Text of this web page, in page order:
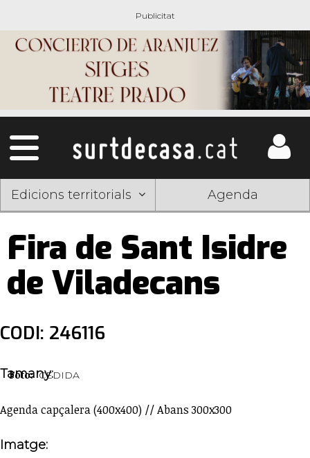
Edicions territorials Agenda
Fira de Sant Isidre
de Viladecans
CODI: 246116
Foto: CEDIDA
Tamany:
Agenda capçalera (400x400) // Abans 300x300
Imatge: